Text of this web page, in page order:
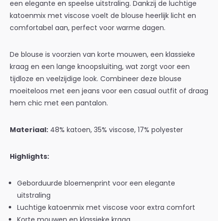
een elegante en speelse uitstraling. Dankzij de luchtige
katoenmix met viscose voelt de blouse heerlijk licht en
comfortabel aan, perfect voor warme dagen.
De blouse is voorzien van korte mouwen, een klassieke
kraag en een lange knoopsluiting, wat zorgt voor een
tijdloze en veelzijdige look. Combineer deze blouse
moeiteloos met een jeans voor een casual outfit of draag
hem chic met een pantalon.
Materiaal: 48% katoen, 35% viscose, 17% polyester
Highlights:
Geborduurde bloemenprint voor een elegante
uitstraling
Luchtige katoenmix met viscose voor extra comfort